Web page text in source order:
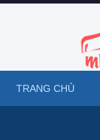
TRANG CHỦ